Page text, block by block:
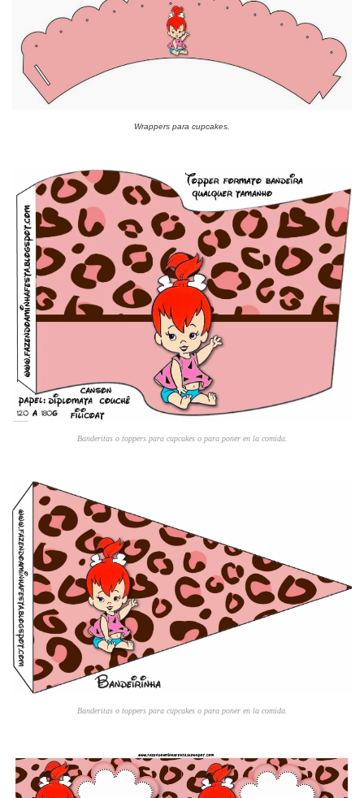
Wrappers para cupcakes.
Banderitas o toppers para cupcakes o para poner en la comida.
Banderitas o toppers para cupcakes o para poner en la comida.